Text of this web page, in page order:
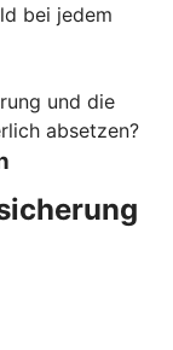
bei jedem
und die
absetzen?